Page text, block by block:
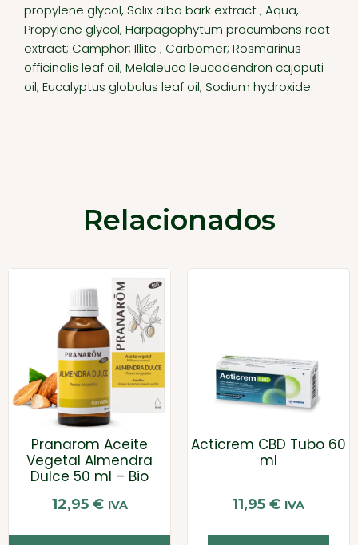
propylene glycol, Salix alba bark extract ; Aqua,
Propylene glycol, Harpagophytum procumbens root
extract; Camphor; Illite ; Carbomer; Rosmarinus
officinalis leaf oil; Melaleuca leucadendron cajaputi
oil; Eucalyptus globulus leaf oil; Sodium hydroxide.
Relacionados
Pranarom Aceite
Vegetal Almendra
Dulce 50 ml – Bio
12,95 € IVA
Acticrem CBD Tubo 60
ml
11,95 € IVA